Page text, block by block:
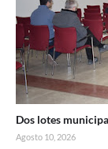
Dos lotes
Agosto 10, 2026